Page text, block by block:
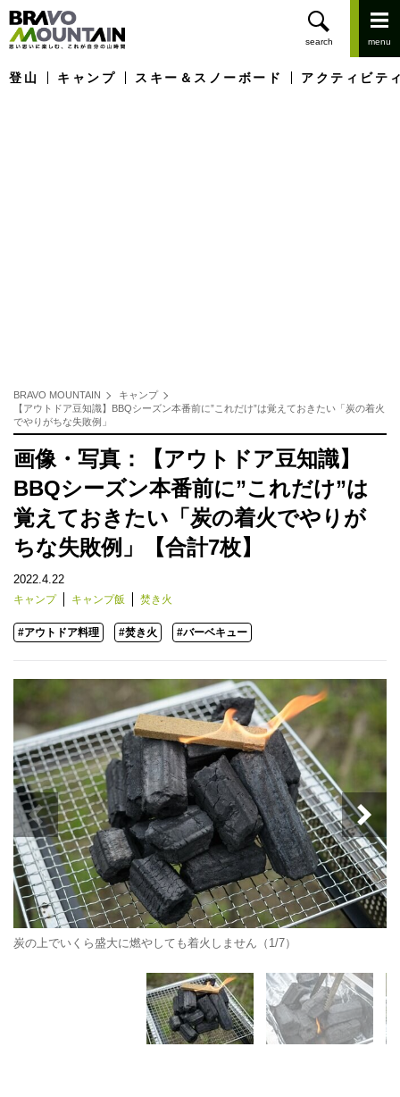
登山 キャンプ スキー＆スノーボード アクティビテ
BRAVO MOUNTAIN
キャンプ
【アウトドア豆知識】BBQシーズン本番前に”これだけ”は覚えておきたい「炭の着火
でやりがちな失敗例」
画像・写真：【アウトドア豆知識】
BBQシーズン本番前に”これだけ”は
覚えておきたい「炭の着火でやりが
ちな失敗例」【合計7枚】
2022.4.22
キャンプ キャンプ飯 焚き火
#アウトドア料理 #焚き火 #バーベキュー
炭の上でいくら盛大に燃やしても着火しません（1/7）